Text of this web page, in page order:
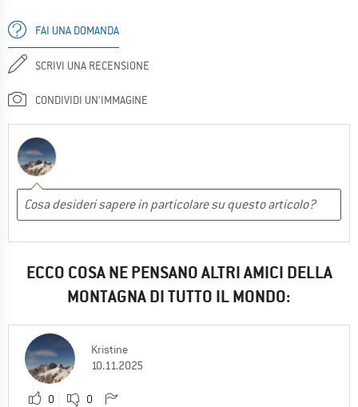
FAI UNA DOMANDA
SCRIVI UNA RECENSIONE
CONDIVIDI UN'IMMAGINE
ECCO COSA NE PENSANO ALTRI AMICI DELLA
MONTAGNA DI TUTTO IL MONDO:
Kristine
10.11.2025
0 0